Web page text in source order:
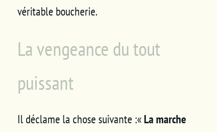
véritable boucherie.
La vengeance du tout
puissant
Il déclame la chose suivante :«La marche